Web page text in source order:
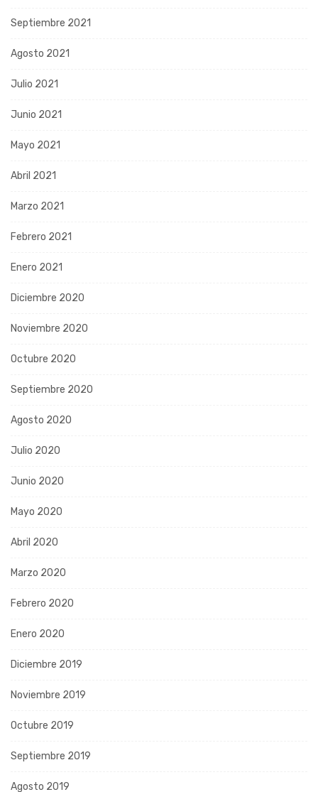
Septiembre 2021
Agosto 2021
Julio 2021
Junio 2021
Mayo 2021
Abril 2021
Marzo 2021
Febrero 2021
Enero 2021
Diciembre 2020
Noviembre 2020
Octubre 2020
Septiembre 2020
Agosto 2020
Julio 2020
Junio 2020
Mayo 2020
Abril 2020
Marzo 2020
Febrero 2020
Enero 2020
Diciembre 2019
Noviembre 2019
Octubre 2019
Septiembre 2019
Agosto 2019